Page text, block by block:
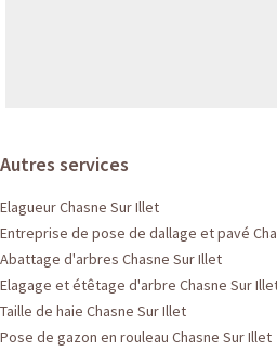
Autres services
Elagueur Chasne Sur Illet
Entreprise de pose de dallage et pavé
Abattage d'arbres Chasne Sur Illet
Elagage et étêtage d'arbre Chasne Sur
Taille de haie Chasne Sur Illet
Pose de gazon en rouleau Chasne Sur Illet